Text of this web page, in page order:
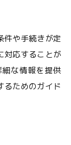
件や手続きが定
対応することが
な情報を提供
るためのガイド